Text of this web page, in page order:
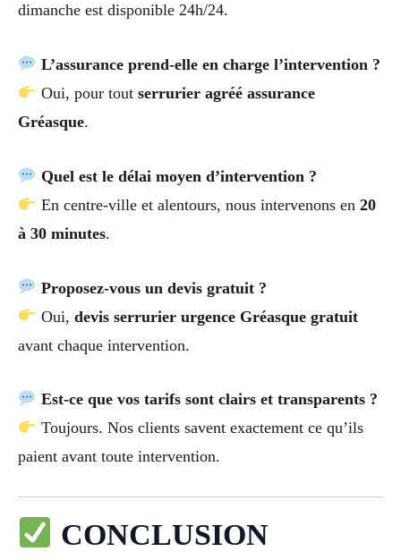
dimanche est disponible 24h/24.
L’assurance prend-elle en charge l’intervention ?
Oui, pour tout serrurier agréé assurance
Gréasque.
Quel est le délai moyen d’intervention ?
En centre-ville et alentours, nous intervenons en 20
à 30 minutes.
Proposez-vous un devis gratuit ?
Oui, devis serrurier urgence Gréasque gratuit
avant chaque intervention.
Est-ce que vos tarifs sont clairs et transparents ?
Toujours. Nos clients savent exactement ce qu’ils
paient avant toute intervention.
CONCLUSION